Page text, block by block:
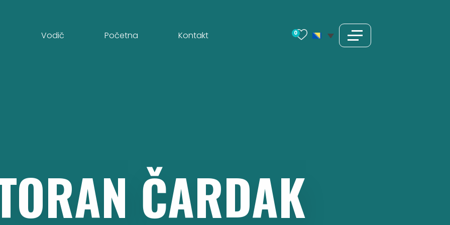
Vodič Početna Kontakt 0
ČARDAK